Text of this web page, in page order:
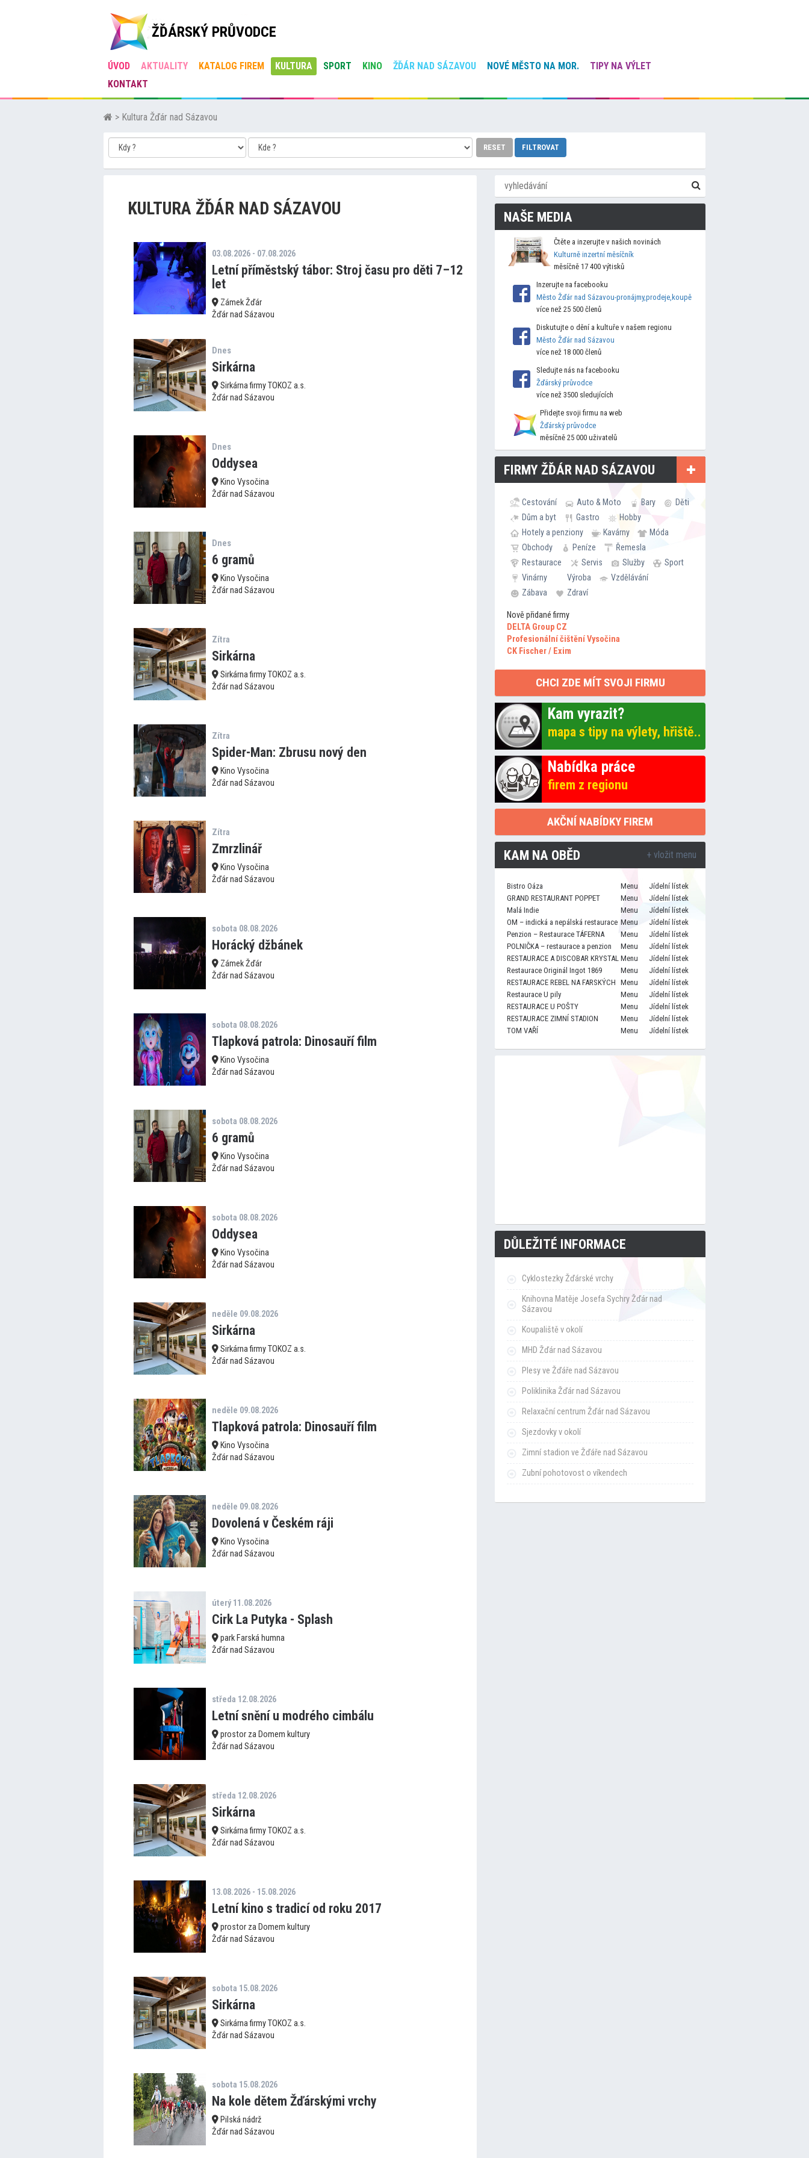
ŽĎÁRSKÝ PRŮVODCE
ÚVOD AKTUALITY KATALOG FIREM KULTURA SPORT KINO ŽĎÁR NAD SÁZAVOU NOVÉ MĚSTO NA MOR.
TIPY NA VÝLET
KONTAKT
> Kultura Žďár nad Sázavou
RESET FILTROVAT
KULTURA ŽĎÁR NAD SÁZAVOU
03.08.2026 - 07.08.2026
Letní příměstský tábor: Stroj času pro děti 7–12
let
Zámek Žďár
Žďár nad Sázavou
Dnes
Sirkárna
Sirkárna firmy TOKOZ a.s.
Žďár nad Sázavou
Dnes
Oddysea
Kino Vysočina
Žďár nad Sázavou
Dnes
6 gramů
Kino Vysočina
Žďár nad Sázavou
Zítra
Sirkárna
Sirkárna firmy TOKOZ a.s.
Žďár nad Sázavou
Zítra
Spider-Man: Zbrusu nový den
Kino Vysočina
Žďár nad Sázavou
Zítra
Zmrzlinář
Kino Vysočina
Žďár nad Sázavou
sobota 08.08.2026
Horácký džbánek
Zámek Žďár
Žďár nad Sázavou
sobota 08.08.2026
Tlapková patrola: Dinosauří film
Kino Vysočina
Žďár nad Sázavou
sobota 08.08.2026
6 gramů
Kino Vysočina
Žďár nad Sázavou
sobota 08.08.2026
Oddysea
Kino Vysočina
Žďár nad Sázavou
neděle 09.08.2026
Sirkárna
Sirkárna firmy TOKOZ a.s.
Žďár nad Sázavou
neděle 09.08.2026
Tlapková patrola: Dinosauří film
Kino Vysočina
Žďár nad Sázavou
neděle 09.08.2026
Dovolená v Českém ráji
Kino Vysočina
Žďár nad Sázavou
úterý 11.08.2026
Cirk La Putyka - Splash
park Farská humna
Žďár nad Sázavou
středa 12.08.2026
Letní snění u modrého cimbálu
prostor za Domem kultury
Žďár nad Sázavou
středa 12.08.2026
Sirkárna
Sirkárna firmy TOKOZ a.s.
Žďár nad Sázavou
13.08.2026 - 15.08.2026
Letní kino s tradicí od roku 2017
prostor za Domem kultury
Žďár nad Sázavou
sobota 15.08.2026
Sirkárna
Sirkárna firmy TOKOZ a.s.
Žďár nad Sázavou
sobota 15.08.2026
Na kole dětem Žďárskými vrchy
Pilská nádrž
Žďár nad Sázavou
NAŠE MEDIA
Čtěte a inzerujte v našich novinách
Kulturně inzertní měsíčník
měsíčně 17 400 výtisků
Inzerujte na facebooku
Město Žďár nad Sázavou-pronájmy,prodeje,koupě
více než 25 500 členů
Diskutujte o dění a kultuře v našem regionu
Město Žďár nad Sázavou
více než 18 000 členů
Sledujte nás na facebooku
Žďárský průvodce
více než 3500 sledujících
Přidejte svoji firmu na web
Žďárský průvodce
měsíčně 25 000 uživatelů
FIRMY ŽĎÁR NAD SÁZAVOU
Cestování Auto & Moto Bary
Děti
Dům a byt
Gastro
Hobby
Hotely a penziony
Kavárny
Móda
Obchody
Peníze
Řemesla
Restaurace
Servis Služby
Sport
Vinárny
Výroba
Vzdělávání
Zábava
Zdraví
Nově přidané firmy
DELTA Group CZ
Profesionální čištění Vysočina
CK Fischer / Exim
CHCI ZDE MÍT SVOJI FIRMU
Kam vyrazit?
mapa s tipy na výlety, hřiště..
Nabídka práce
firem z regionu
AKČNÍ NABÍDKY FIREM
KAM NA OBĚD + vložit menu
Bistro Oáza Menu
Jídelní lístek
GRAND RESTAURANT POPPET
Menu
Jídelní lístek
Malá Indie
Menu
Jídelní lístek
OM – indická a nepálská restaurace Menu
Jídelní lístek
Penzion – Restaurace TÁFERNA
Menu
Jídelní lístek
POLNIČKA – restaurace a penzion
Menu
Jídelní lístek
RESTAURACE A DISCOBAR KRYSTAL Menu
Jídelní lístek
Restaurace Originál Ingot 1869
Menu
Jídelní lístek
RESTAURACE REBEL NA FARSKÝCH Menu
Jídelní lístek
Restaurace U pily
Menu
Jídelní lístek
RESTAURACE U POŠTY
Menu
Jídelní lístek
RESTAURACE ZIMNÍ STADION
Menu
Jídelní lístek
TOM VAŘÍ
Menu Jídelní lístek
DŮLEŽITÉ INFORMACE
Cyklostezky Žďárské vrchy
Knihovna Matěje Josefa Sychry Žďár nad
Sázavou
Koupaliště v okolí
MHD Žďár nad Sázavou
Plesy ve Žďáře nad Sázavou
Poliklinika Žďár nad Sázavou
Relaxační centrum Žďár nad Sázavou
Sjezdovky v okolí
Zimní stadion ve Žďáře nad Sázavou
Zubní pohotovost o víkendech